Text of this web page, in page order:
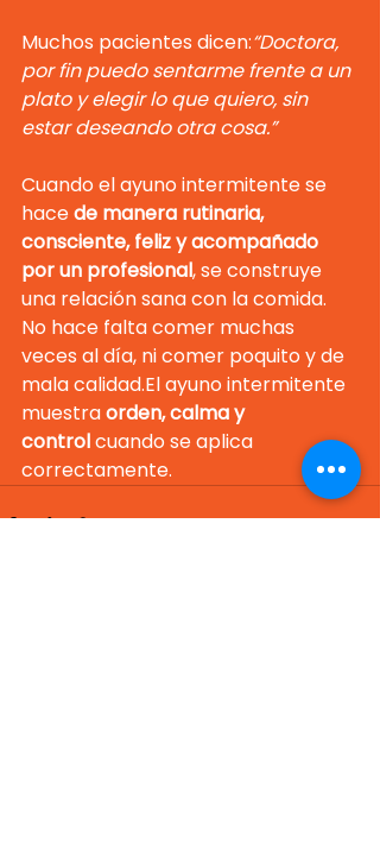
Muchos pacientes dicen:“Doctora,
por fin puedo sentarme frente a un
plato y elegir lo que quiero, sin
estar deseando otra cosa.”
Cuando el ayuno intermitente se
hace de manera rutinaria,
consciente, feliz y acompañado
por un profesional, se construye
una relación sana con la comida.
No hace falta comer muchas
veces al día, ni comer poquito y de
mala calidad.El ayuno intermitente
muestra orden, calma y
control cuando se aplica
correctamente.